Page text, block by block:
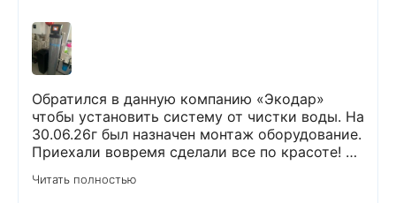
Обратился в данную компанию «Экодар»
чтобы установить систему от чистки воды. На
30.06.26г был назначен монтаж оборудование.
Приехали вовремя сделали все по красоте! Я
Читать полностью